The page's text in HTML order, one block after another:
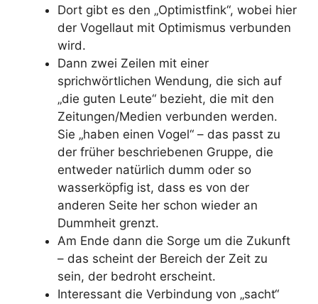
Dort gibt es den „Optimistfink“, wobei hier
der Vogellaut mit Optimismus verbunden
wird.
Dann zwei Zeilen mit einer
sprichwörtlichen Wendung, die sich auf
„die guten Leute“ bezieht, die mit den
Zeitungen/Medien verbunden werden.
Sie „haben einen Vogel“ – das passt zu
der früher beschriebenen Gruppe, die
entweder natürlich dumm oder so
wasserköpfig ist, dass es von der
anderen Seite her schon wieder an
Dummheit grenzt.
Am Ende dann die Sorge um die Zukunft
– das scheint der Bereich der Zeit zu
sein, der bedroht erscheint.
Interessant die Verbindung von „sacht“